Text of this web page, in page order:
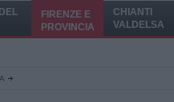
FIRENZE E
PROVINCIA
CHIANTI
VALDELSA